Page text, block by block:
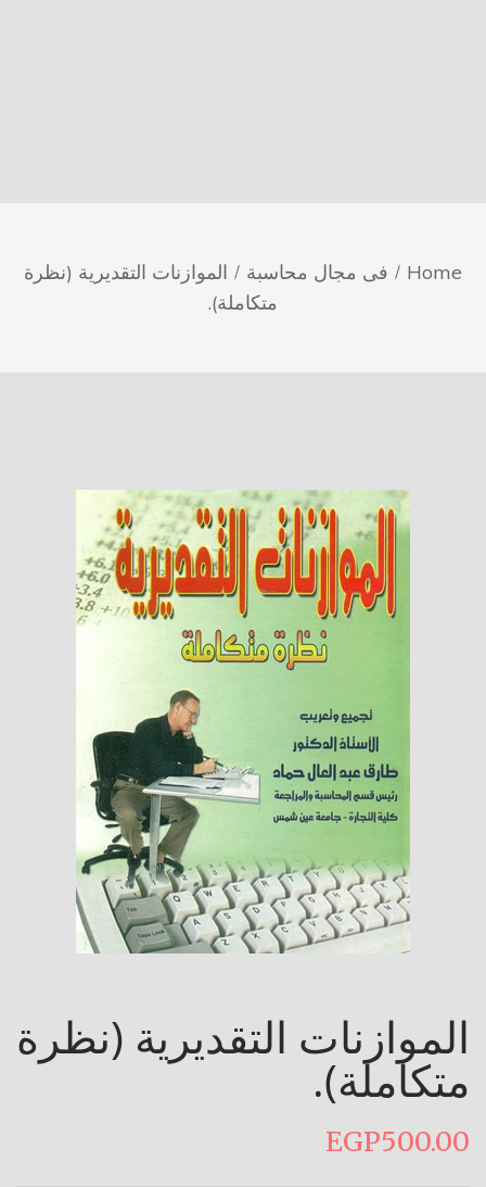
Home فى مجال محاسبة
الموازنات التقديرية (نظرة
متكاملة).
الموازنات التقديرية (نظرة
متكاملة).
EGP500.00